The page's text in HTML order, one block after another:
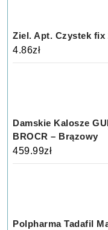
Ziel. Apt. Czystek fix
4.86zł
Damskie Kalosze
BROCR – Brązowy
459.99zł
Polpharma Tadafil